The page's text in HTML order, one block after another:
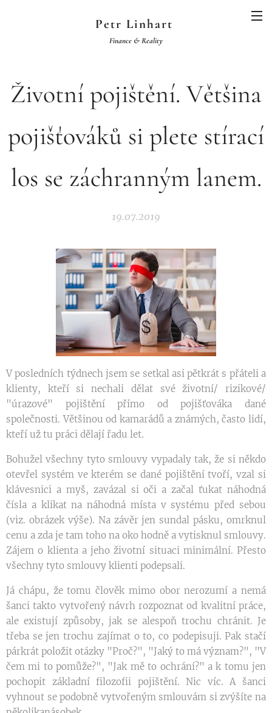
Petr Linhart
Finance & Reality
Životní pojištění. Většina
pojišťováků si plete stírací
los se záchranným lanem.
19.07.2019
V posledních týdnech jsem se setkal asi pětkrát s přáteli a
klienty, kteří si nechali dělat své životní/ rizikové/
"úrazové" pojištění přímo od pojišťováka dané
společnosti. Většinou od kamarádů a známých, často lidí,
kteří už tu práci dělají řadu let.
Bohužel všechny tyto smlouvy vypadaly tak, že si někdo
otevřel systém ve kterém se dané pojištění tvoří, vzal si
klávesnici a myš, zavázal si oči a začal ťukat náhodná
čísla a klikat na náhodná místa v systému před sebou
(viz. obrázek výše). Na závěr jen sundal pásku, omrknul
cenu a zda je tam toho na oko hodně a vytisknul smlouvy.
Zájem o klienta a jeho životní situaci minimální. Přesto
všechny tyto smlouvy klienti podepsali.
Já chápu, že tomu člověk mimo obor nerozumí a nemá
šanci takto vytvořený návrh rozpoznat od kvalitní práce,
ale existují způsoby, jak se alespoň trochu chránit. Je
třeba se jen trochu zajímat o to, co podepisuji. Pak stačí
párkrát položit otázky "Proč?", "Jaký to má význam?", "V
čem mi to pomůže?", "Jak mě to ochrání?" a k tomu jen
pochopit základní filozofii pojištění. Nic víc. A šanci
vyhnout se podobně vytvořeným smlouvám si zvýšíte na